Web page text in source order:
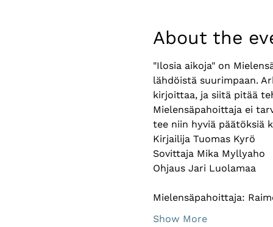
About the
"Ilosia aikoja" on
lähdöistä suurimpaan.
kirjoittaa, ja siitä pitää
Mielensäpahoittaja ei
tee niin hyviä päätöksiä
Kirjailija Tuomas Kyrö
Sovittaja Mika Myllyaho
Ohjaus Jari Luolamaa
Mielensäpahoittaja:
Show More